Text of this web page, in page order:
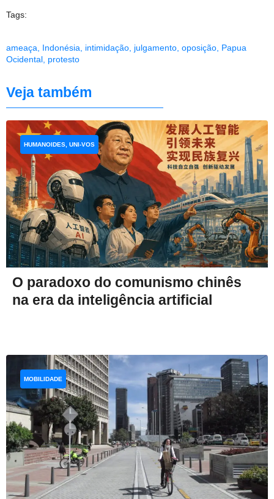
Tags:
ameaça Indonésia intimidação julgamento oposição Papua
Ocidental protesto
Veja também
O paradoxo do comunismo chinês
na era da inteligência artificial
HUMANOIDES, UNI-VOS
MOBILIDADE